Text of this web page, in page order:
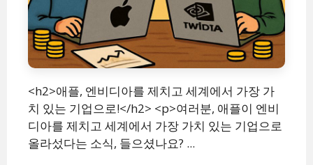
<h2>애플, 엔비디아를 제치고 세계에서 가장 가
치 있는 기업으로!</h2> <p>여러분, 애플이 엔비
디아를 제치고 세계에서 가장 가치 있는 기업으로
올라섰다는 소식, 들으셨나요? ...